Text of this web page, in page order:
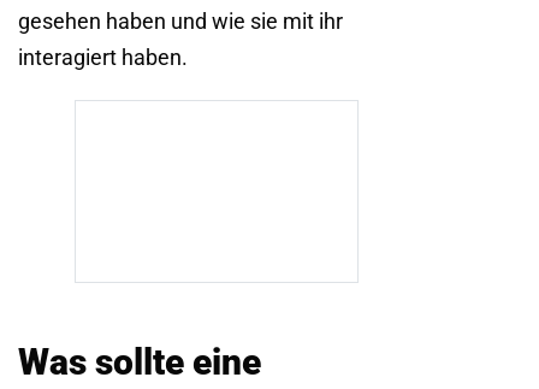
gesehen haben und wie sie mit ihr
interagiert haben.
Was sollte eine